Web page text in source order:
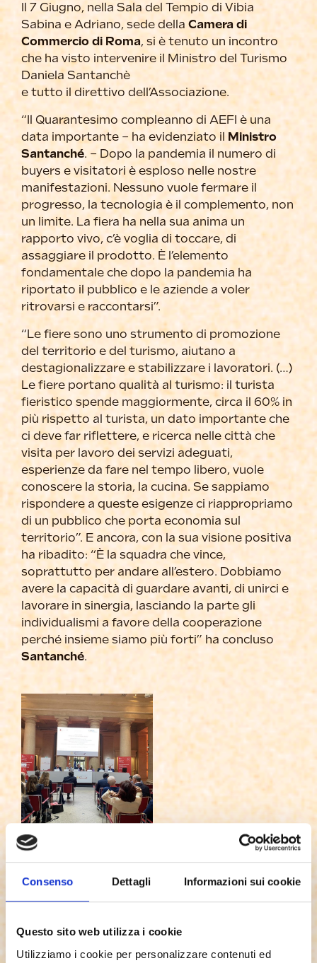
Consenso Dettagli Informazioni sui cookie
Questo sito web utilizza i cookie
Utilizziamo i cookie per personalizzare contenuti ed
Il 7 Giugno, nella Sala del Tempio di Vibia
Sabina e Adriano, sede della Camera di
Commercio di Roma, si è tenuto un incontro
che ha visto intervenire il Ministro del Turismo
Daniela Santanchè
e tutto il direttivo dell’Associazione.
“Il Quarantesimo compleanno di AEFI è una
data importante – ha evidenziato il Ministro
Santanché. – Dopo la pandemia il numero di
buyers e visitatori è esploso nelle nostre
manifestazioni. Nessuno vuole fermare il
progresso, la tecnologia è il complemento, non
un limite. La fiera ha nella sua anima un
rapporto vivo, c’è voglia di toccare, di
assaggiare il prodotto. È l’elemento
fondamentale che dopo la pandemia ha
riportato il pubblico e le aziende a voler
ritrovarsi e raccontarsi”.
“Le fiere sono uno strumento di promozione
del territorio e del turismo, aiutano a
destagionalizzare e stabilizzare i lavoratori. (…)
Le fiere portano qualità al turismo: il turista
fieristico spende maggiormente, circa il 60% in
più rispetto al turista, un dato importante che
ci deve far riflettere, e ricerca nelle città che
visita per lavoro dei servizi adeguati,
esperienze da fare nel tempo libero, vuole
conoscere la storia, la cucina. Se sappiamo
rispondere a queste esigenze ci riappropriamo
di un pubblico che porta economia sul
territorio”. E ancora, con la sua visione positiva
ha ribadito: “È la squadra che vince,
soprattutto per andare all’estero. Dobbiamo
avere la capacità di guardare avanti, di unirci e
lavorare in sinergia, lasciando la parte gli
individualismi a favore della cooperazione
perché insieme siamo più forti” ha concluso
Santanché.